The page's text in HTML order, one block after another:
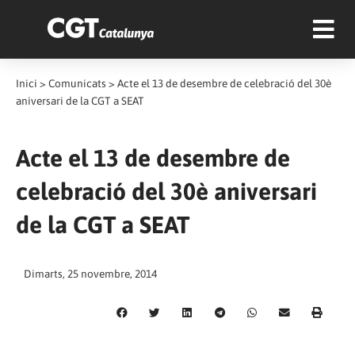
Inici > Comunicats > Acte el 13 de desembre de celebració del 30è
aniversari de la CGT a SEAT
Acte el 13 de desembre de
celebració del 30è aniversari
de la CGT a SEAT
Dimarts, 25 novembre, 2014